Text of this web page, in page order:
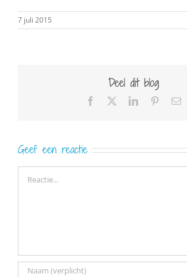
7 juli 2015
Deel dit blog
Facebook LinkedInPinterest
E-
Geef een reactie